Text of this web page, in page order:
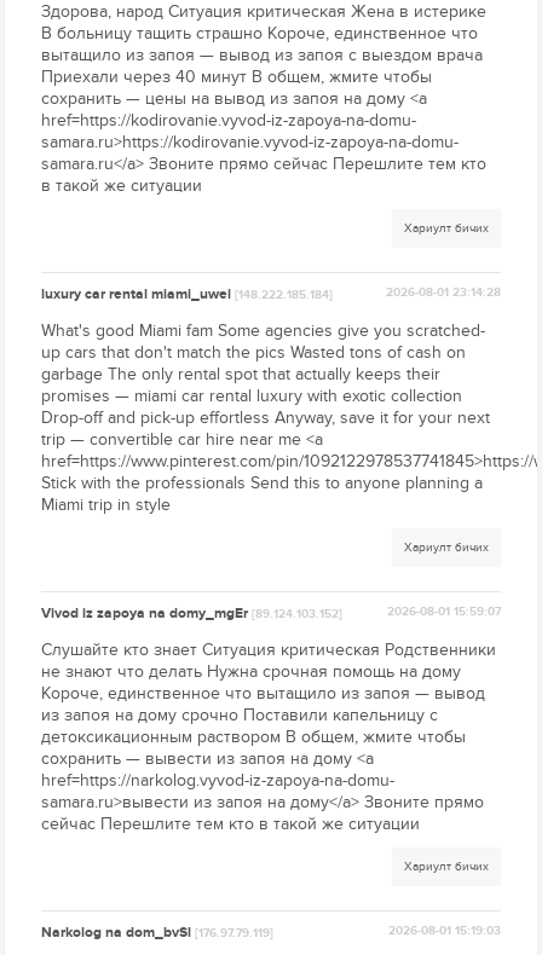
Здорова, народ Ситуация критическая Жена в истерике
В больницу тащить страшно Короче, единственное что
вытащило из запоя — вывод из запоя с выездом врача
Приехали через 40 минут В общем, жмите чтобы
сохранить — цены на вывод из запоя на дому <a
href=https://kodirovanie.vyvod-iz-zapoya-na-domu-
samara.ru>https://kodirovanie.vyvod-iz-zapoya-na-domu-
samara.ru</a> Звоните прямо сейчас Перешлите тем кто
в такой же ситуации
Хариулт бичих
luxury car rental miami_uwei[148.222.185.184] 2026-08-01 23:14:28
What's good Miami fam Some agencies give you scratched-
up cars that don't match the pics Wasted tons of cash on
garbage The only rental spot that actually keeps their
promises — miami car rental luxury with exotic collection
Drop-off and pick-up effortless Anyway, save it for your next
trip — convertible car hire near me <a
href=https://www.pinterest.com/pin/
Stick with the professionals Send this to anyone planning a
Miami trip in style
Хариулт бичих
Vivod iz zapoya na domy_mgEr[89.124.103.152] 2026-08-01 15:59:07
Слушайте кто знает Ситуация критическая Родственники
не знают что делать Нужна срочная помощь на дому
Короче, единственное что вытащило из запоя — вывод
из запоя на дому срочно Поставили капельницу с
детоксикационным раствором В общем, жмите чтобы
сохранить — вывести из запоя на дому <a
href=https://narkolog.vyvod-iz-zapoya-na-domu-
samara.ru>вывести из запоя на дому</a> Звоните прямо
сейчас Перешлите тем кто в такой же ситуации
Хариулт бичих
Narkolog na dom_bvSl[176.97.79.119] 2026-08-01 15:19:03